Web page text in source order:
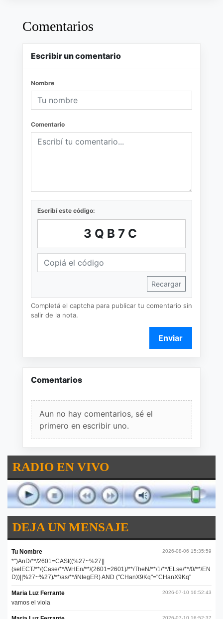
Comentarios
Escribir un comentario
Nombre
Comentario
Escribí este código:
3QB7C
Recargar
Completá el captcha para publicar tu comentario sin
salir de la nota.
Enviar
Comentarios
Aun no hay comentarios, sé el
primero en escribir uno.
RADIO EN VIVO
DEJA UN MENSAJE